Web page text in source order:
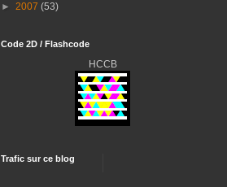
► 2007 (53)
Code 2D / Flashcode
HCCB
Trafic sur ce blog